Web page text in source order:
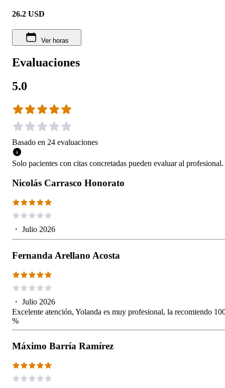
26.2 USD
Ver horas
Evaluaciones
5.0
Basado en 24 evaluaciones
Solo pacientes con citas concretadas pueden evaluar al profesional.
Nicolás Carrasco Honorato
・ Julio 2026
Fernanda Arellano Acosta
・ Julio 2026
Excelente atención, Yolanda es muy profesional, la recomiendo
%
Máximo Barría Ramírez